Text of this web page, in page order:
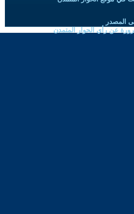
المصدر
عن رأي الحوار المتمدن